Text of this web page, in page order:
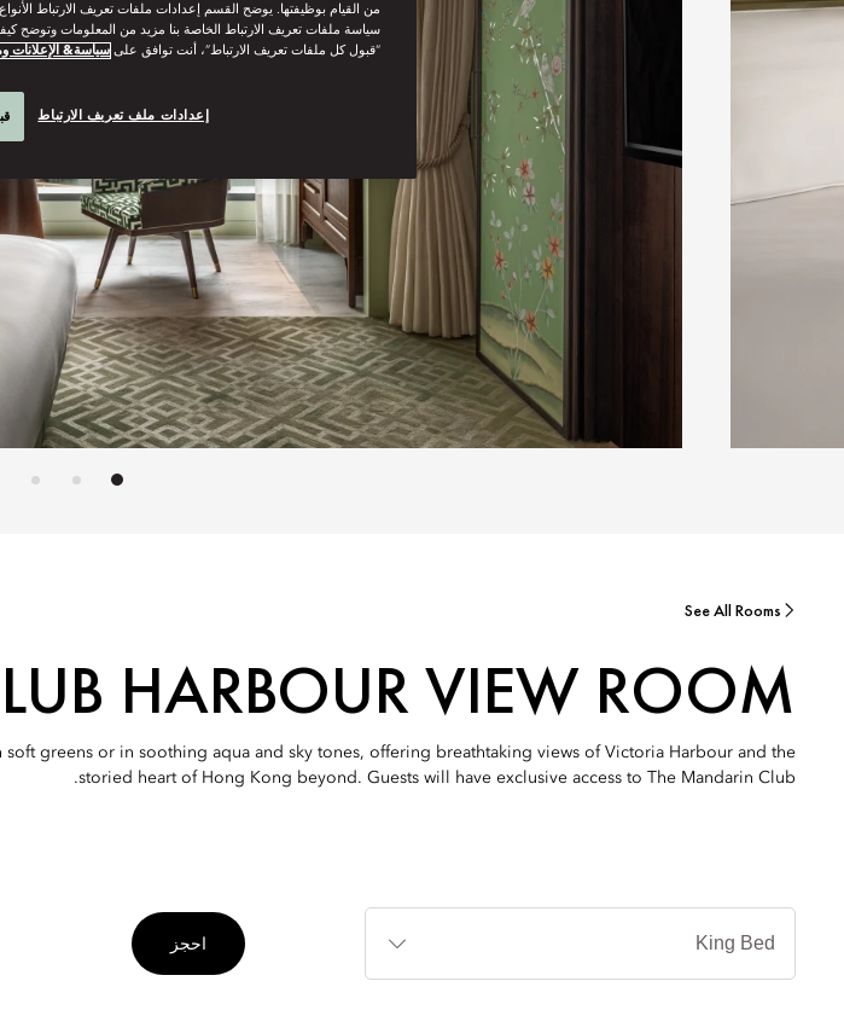
See All Rooms
HARBOUR VIEW ROOM
greens or in soothing aqua and sky tones, offering breathtaking views of Victoria Harbour and the
storied heart of Hong Kong beyond. Guests will have exclusive access to The Mandarin Club.
أنواع
احجز
من القيام بوظيفتها. يوضح القسم إعدادات ملفات تعريف الارتباط
سياسة ملفات تعريف الارتباط الخاصة بنا مزيد من المعلومات وتوضح
“قبول كل ملفات تعريف الارتباط”، أنت توافق على سياسة& الإعلانات
إعدادات ملف تعريف الارتباط